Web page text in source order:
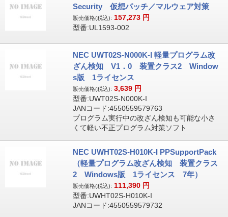
Security 仮想パッチ／マルウェア対策
販売価格(税込): 157,273 円
型番:UL1593-002
NEC UWT02S-N000K-I 軽量プログラム改
ざん検知 V1．0 装置クラス2 Window
s版 1ライセンス
販売価格(税込): 3,639 円
型番:UWT02S-N000K-I
JANコード:4550559579763
プログラム実行中の改ざん検知も可能な小さ
くて軽い不正プログラム対策ソフト
NEC UWHT02S-H010K-I PPSupportPack
（軽量プログラム改ざん検知 装置クラス
2 Windows版 1ライセンス 7年）
販売価格(税込): 111,390 円
型番:UWHT02S-H010K-I
JANコード:4550559579732